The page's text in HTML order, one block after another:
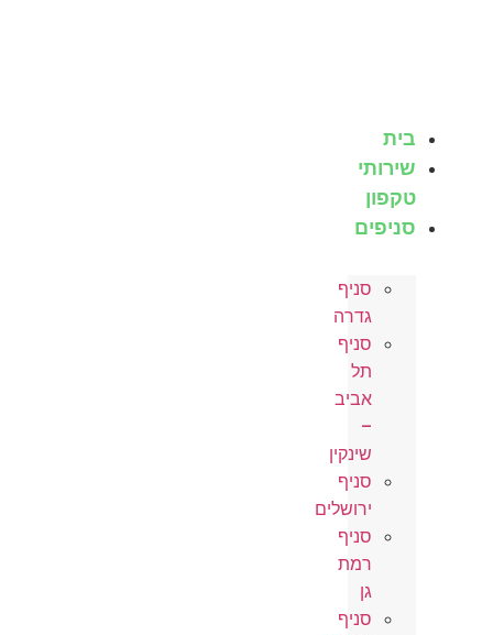
בית
שירותי
טקפון
סניפים
סניף
גדרה
סניף
תל
אביב
–
שינקין
סניף
ירושלים
סניף
רמת
גן
סניף